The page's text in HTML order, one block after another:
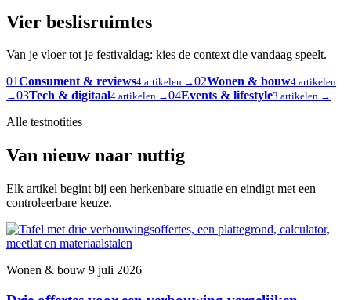
Vier beslisruimtes
Van je vloer tot je festivaldag: kies de context die vandaag speelt.
01Consument & reviews4 artikelen →02Wonen & bouw4 artikelen
→03Tech & digitaal4 artikelen →04Events & lifestyle3 artikelen →
Alle testnotities
Van nieuw naar nuttig
Elk artikel begint bij een herkenbare situatie en eindigt met een
controleerbare keuze.
Wonen & bouw 9 juli 2026